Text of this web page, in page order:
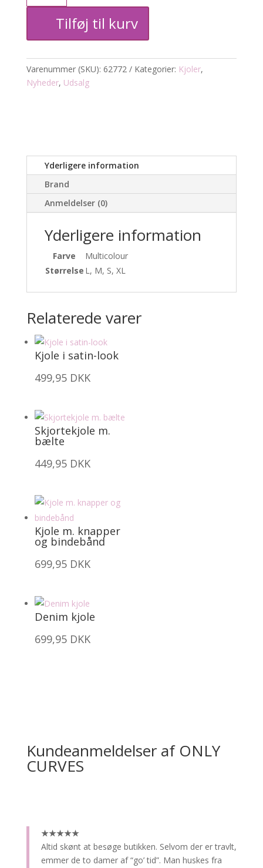
med
antal
Tilføj til kurv
Varenummer (SKU): 62772 Kategorier: Kjoler,
Nyheder, Udsalg
Yderligere information
Brand
Anmeldelser (0)
Yderligere information
Farve
Multicolour
Størrelse L, M, S, XL
Relaterede varer
Kjole i satin-look
499,95 DKK
Skjortekjole m.
bælte
449,95 DKK
Kjole m. knapper
og bindebånd
699,95 DKK
Denim kjole
699,95 DKK
Kundeanmeldelser af ONLY
CURVES
★★★★★
Altid skønt at besøge butikken. Selvom der er travlt,
emmer de to damer af “go’ tid”. Man huskes fra